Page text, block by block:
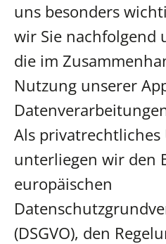
uns besonders
wir Sie nachfolgend
die im
Nutzung unserer
Als
unterliegen wir den
europäischen
(DSGVO), den